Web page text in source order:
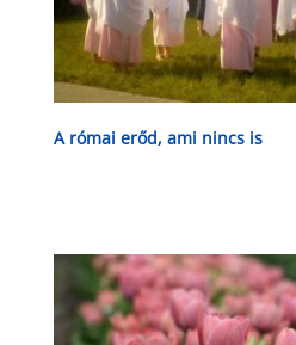
A római erőd, ami nincs is